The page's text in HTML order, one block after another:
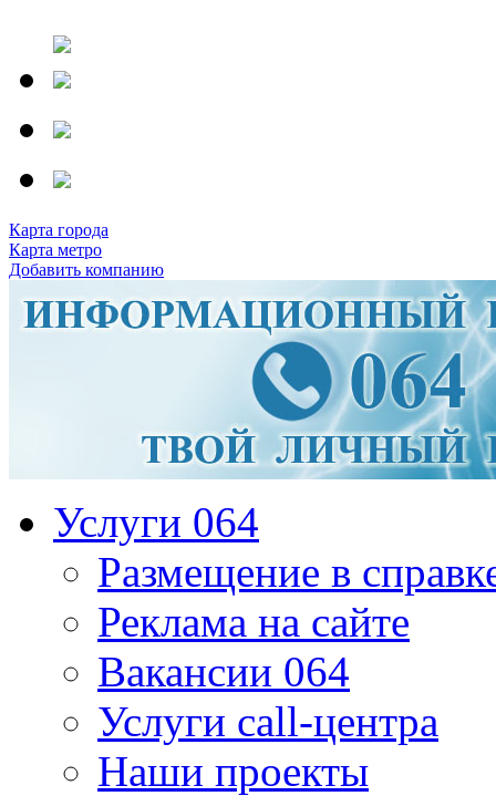
Карта города
Карта метро
Добавить компанию
Услуги 064
Размещение в
Реклама на сайте
Вакансии 064
Услуги call-центра
Наши проекты